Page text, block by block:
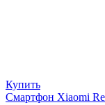
Купить
Смартфон Xiaomi